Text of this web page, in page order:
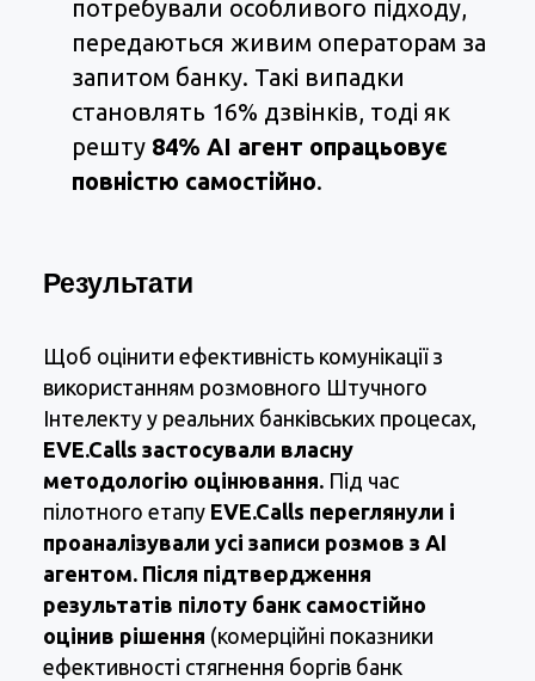
потребували особливого підходу,
передаються живим операторам за
запитом банку. Такі випадки
становлять 16% дзвінків, тоді як
решту 84% AI агент опрацьовує
повністю самостійно.
Результати
Щоб оцінити ефективність комунікації з
використанням розмовного Штучного
Інтелекту у реальних банківських процесах,
EVE.Calls застосували власну
методологію оцінювання. Під час
пілотного етапу EVE.Calls переглянули і
проаналізували усі записи розмов з AI
агентом. Після підтвердження
результатів пілоту банк самостійно
оцінив рішення (комерційні показники
ефективності стягнення боргів банк